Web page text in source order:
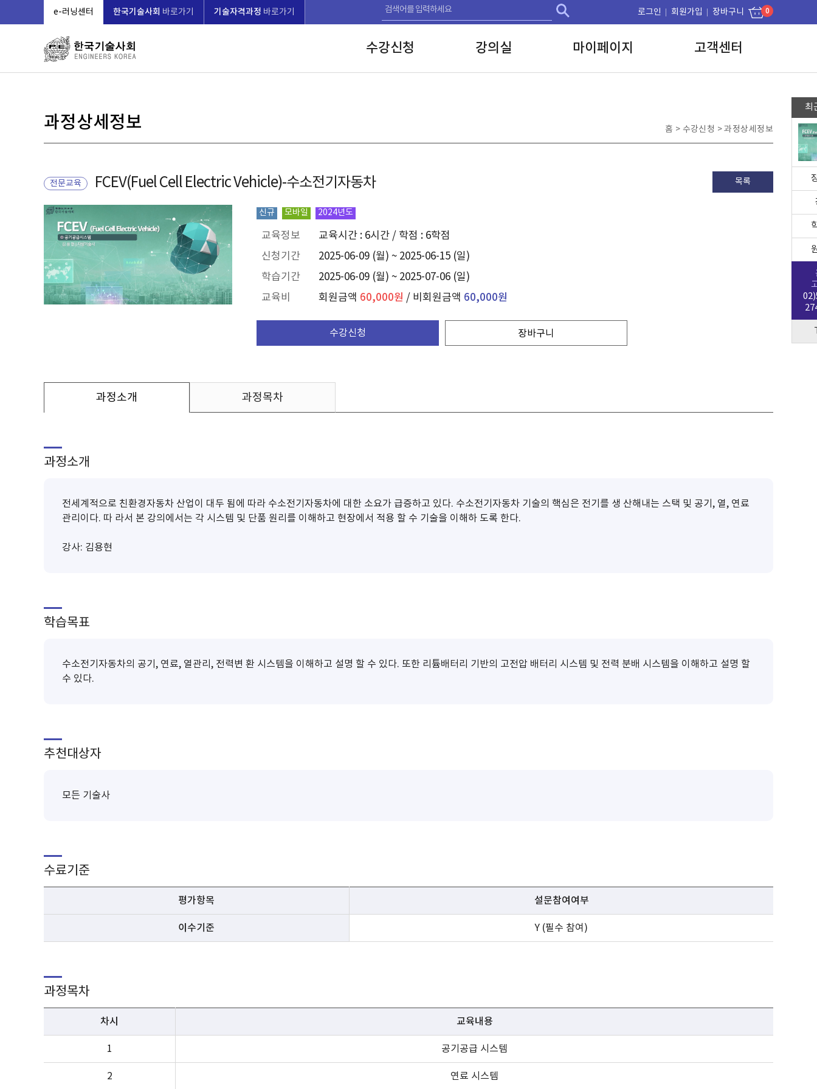
e-러닝센터 한국기술사회 바로가기 기술자격과정 바로가기 로그인 회원가입 장바구니 0
수강신청 강의실 마이페이지 고객센터
과정상세정보 홈 > 수강신청 >과정상세정보
전문교육 FCEV(Fuel Cell Electric Vehicle)-수소전기자동차 목록
신규 모바일 2024년도
교육정보
교육시간 : 6시간 / 학점 : 6학점
신청기간
2025-06-09 (월) ~ 2025-06-15 (일)
학습기간
2025-06-09 (월) ~ 2025-07-06 (일)
교육비
회원금액 60,000원 / 비회원금액 60,000원
수강신청 장바구니
과정소개 과정목차
과정소개
전세계적으로 친환경자동차 산업이 대두 됨에 따라 수소전기자동차에 대한 소요가 급증하고 있다. 수소전기자동차 기술의 핵심은 전기를 생 산해내는 스택 및 공기, 열, 연료
관리이다. 따 라서 본 강의에서는 각 시스템 및 단품 원리를 이해하고 현장에서 적용 할 수 기술을 이해하 도록 한다.
강사: 김용현
학습목표
수소전기자동차의 공기, 연료, 열관리, 전력변 환 시스템을 이해하고 설명 할 수 있다. 또한 리튬배터리 기반의 고전압 배터리 시스템 및 전력 분배 시스템을 이해하고 설명 할
수 있다.
추천대상자
모든 기술사
수료기준
평가항목 설문참여여부
이수기준 Y (필수 참여)
과정목차
차시 교육내용
1 공기공급 시스템
2 연료 시스템
최